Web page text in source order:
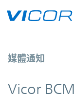
Vicor BCM®
媒體通知
Vicor